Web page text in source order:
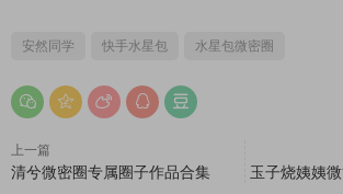
安然同学 快手水星包 水星包微密圈
上一篇
清兮微密圈专属圈子作品合集
玉子烧姨姨